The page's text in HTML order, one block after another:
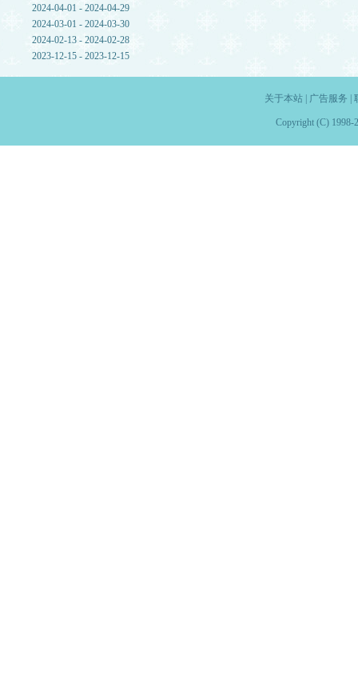
2024-04-01 - 2024-04-29
2024-03-01 - 2024-03-30
2024-02-13 - 2024-02-28
2023-12-15 - 2023-12-15
关于本站| 广告服务
Copyright (C) 1998-